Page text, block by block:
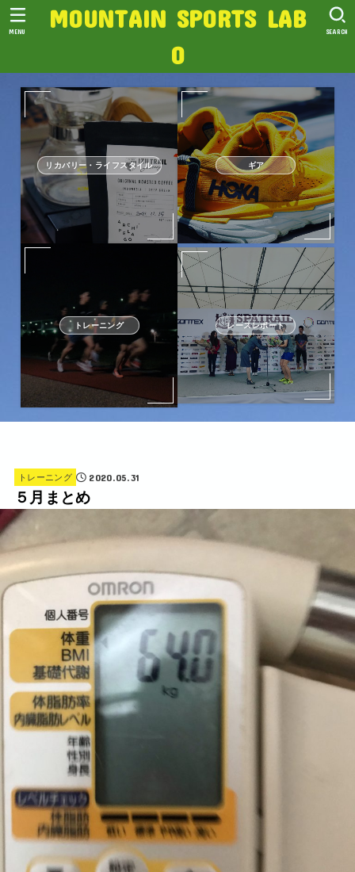
MOUNTAIN SPORTS LAB
O
SEARCH
MENU
リカバリー・ライフスタイル ギア
トレーニング レースレポート
トレーニング 2020.05.31
５月まとめ